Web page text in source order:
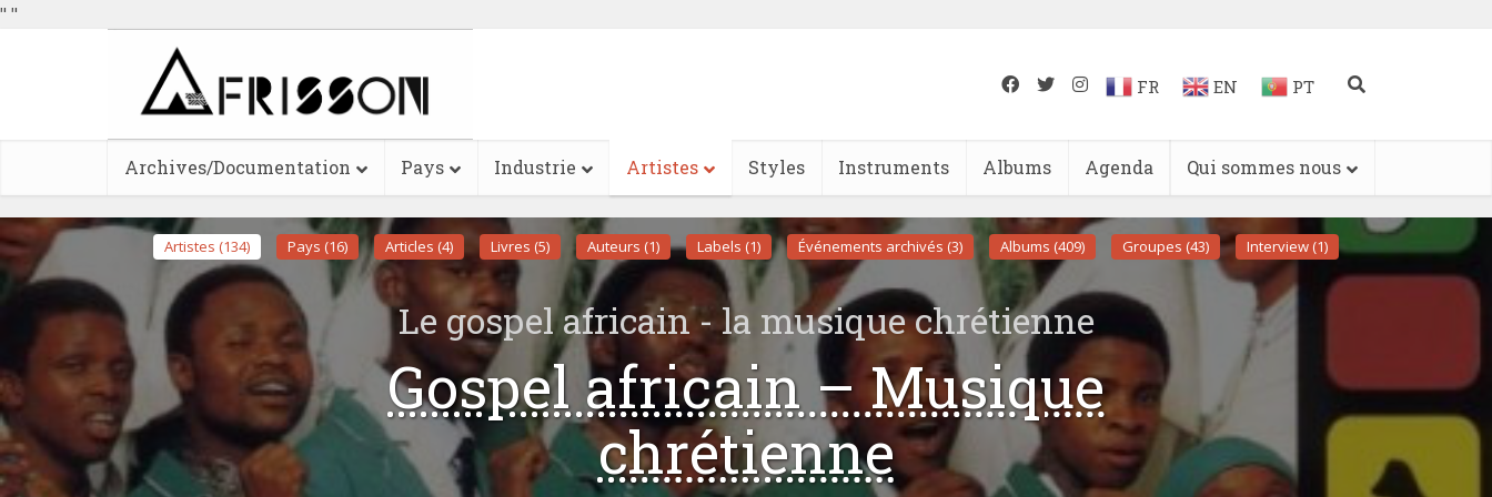
" "
FR EN PT
Archives/Documentation Pays Industrie Artistes Styles Instruments Albums Agenda Qui sommes nous
Artistes (134) Pays (16) Articles (4) Livres (5) Auteurs (1) Labels (1) Événements archivés (3) Albums (409) Groupes (43) Interview (1)
Le gospel africain - la musique chrétienne
Gospel africain – Musique
chrétienne